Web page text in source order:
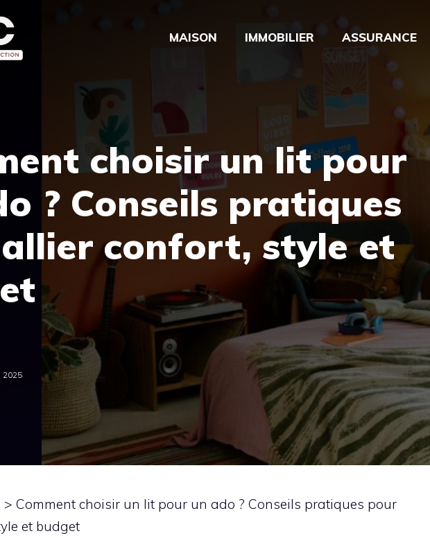
MAISON IMMOBILIER ASSURANCE
choisir un lit pour
? Conseils pratiques
confort, style et
2025
> Comment choisir un lit pour un ado ? Conseils pratiques pour
et budget